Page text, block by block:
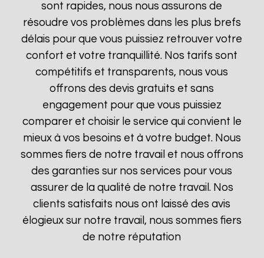
sont rapides, nous nous assurons de
résoudre vos problèmes dans les plus brefs
délais pour que vous puissiez retrouver votre
confort et votre tranquillité. Nos tarifs sont
compétitifs et transparents, nous vous
offrons des devis gratuits et sans
engagement pour que vous puissiez
comparer et choisir le service qui convient le
mieux à vos besoins et à votre budget. Nous
sommes fiers de notre travail et nous offrons
des garanties sur nos services pour vous
assurer de la qualité de notre travail. Nos
clients satisfaits nous ont laissé des avis
élogieux sur notre travail, nous sommes fiers
de notre réputation